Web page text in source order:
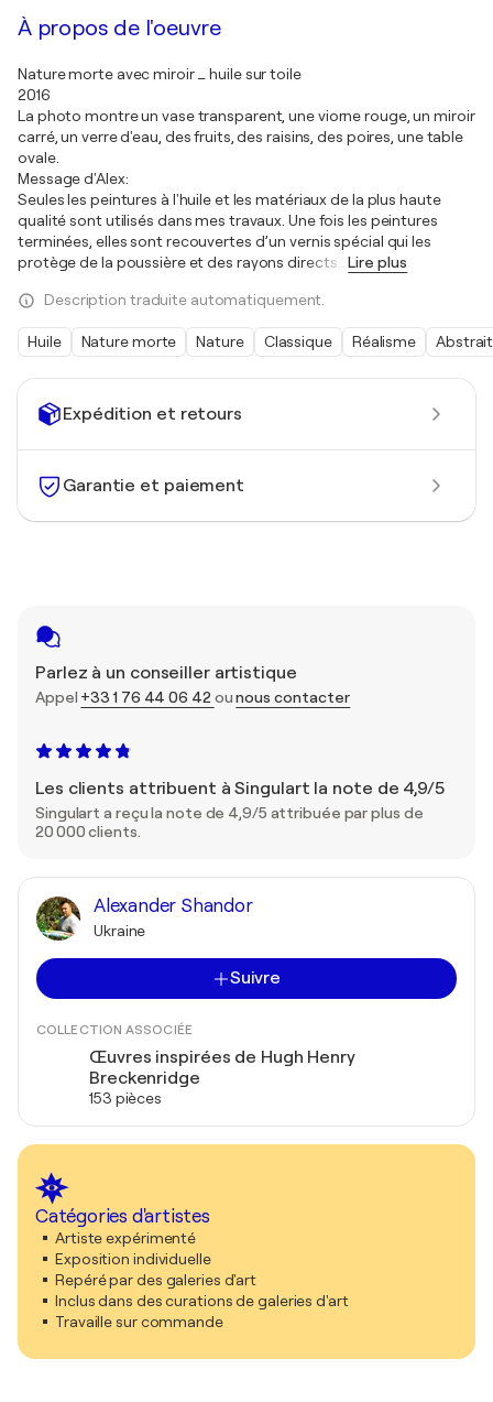
Expédition et retours
Garantie et paiement
Parlez à un conseiller artistique
Appel +33 1 76 44 06 42 ounous contacter
Les clients attribuent à Singulart la note de 4,9/5
Singulart a reçu la note de 4,9/5 attribuée par plus de
20 000 clients.
Alexander Shandor
Ukraine
Suivre
COLLECTION ASSOCIÉE
Œuvres inspirées de Hugh Henry
Breckenridge
153 pièces
Catégories d'artistes
Artiste expérimenté
Exposition individuelle
Repéré par des galeries d'art
Inclus dans des curations de galeries d'art
Travaille sur commande
À propos de l'oeuvre
Nature morte avec miroir _ huile sur toile
2016
La photo montre un vase transparent, une viorne rouge, un miroir
carré, un verre d'eau, des fruits, des raisins, des poires, une table
ovale.
Message d'Alex:
Seules les peintures à l'huile et les matériaux de la plus haute
qualité sont utilisés dans mes travaux. Une fois les peintures
terminées, elles sont recouvertes d’un vernis spécial qui les
protège de la poussière et des rayons directs
Lire plus
Description traduite automatiquement.
Huile Nature morte Nature Classique Réalisme Abstrait